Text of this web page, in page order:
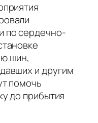
по сердечно-
шин,
и другим
помочь
до прибытия